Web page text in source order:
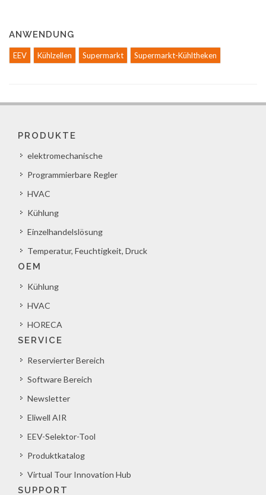
ANWENDUNG
EEV Kühlzellen Supermarkt Supermarkt-Kühltheken
PRODUKTE
elektromechanische
Programmierbare Regler
HVAC
Kühlung
Einzelhandelslösung
Temperatur, Feuchtigkeit, Druck
OEM
Kühlung
HVAC
HORECA
SERVICE
Reservierter Bereich
Software Bereich
Newsletter
Eliwell AIR
EEV-Selektor-Tool
Produktkatalog
Virtual Tour Innovation Hub
SUPPORT